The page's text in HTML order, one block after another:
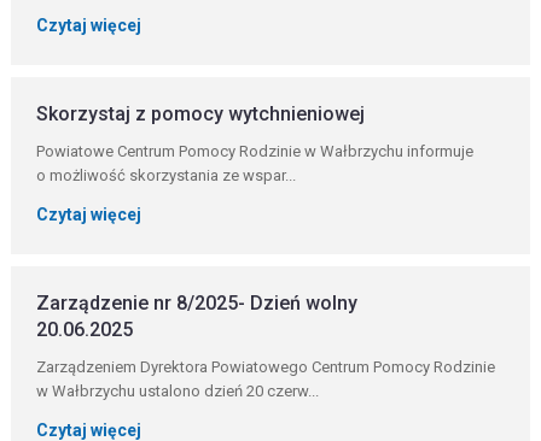
Czytaj więcej
Skorzystaj z pomocy wytchnieniowej
Powiatowe Centrum Pomocy Rodzinie w Wałbrzychu informuje
o możliwość skorzystania ze wspar...
Czytaj więcej
Zarządzenie nr 8/2025- Dzień wolny
20.06.2025
Zarządzeniem Dyrektora Powiatowego Centrum Pomocy Rodzinie
w Wałbrzychu ustalono dzień 20 czerw...
Czytaj więcej